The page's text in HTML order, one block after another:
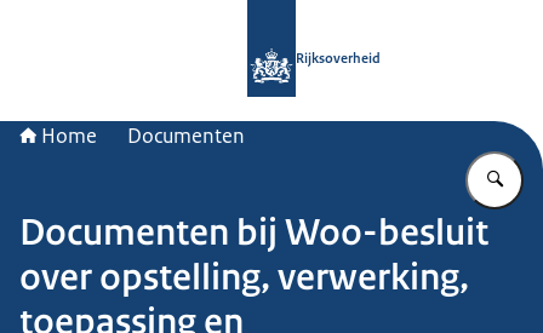
Rijksoverheid
Home Documenten
Documenten bij Woo-besluit
over opstelling, verwerking,
toepassing en